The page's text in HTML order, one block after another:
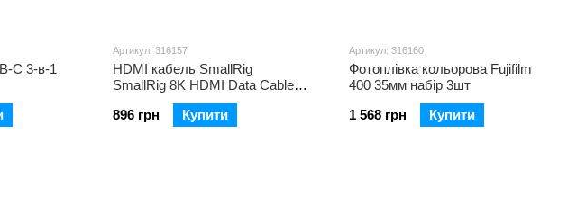
C 3-в-1
Артикул: 316157
HDMI кабель SmallRig
SmallRig 8K HDMI Data Cable
896 грн
Купити
Артикул: 316160
Фотоплівка кольорова Fujifilm
400 35мм набір 3шт
1 568 грн
Купити